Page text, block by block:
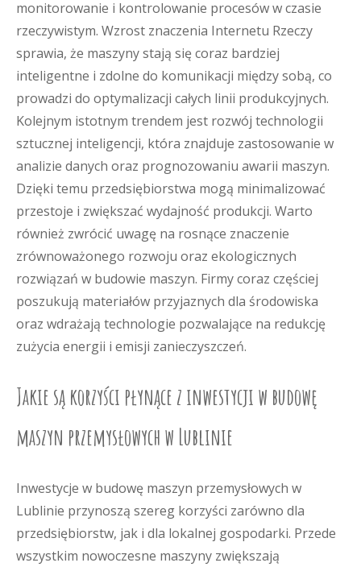
monitorowanie i kontrolowanie procesów w czasie
rzeczywistym. Wzrost znaczenia Internetu Rzeczy
sprawia, że maszyny stają się coraz bardziej
inteligentne i zdolne do komunikacji między sobą, co
prowadzi do optymalizacji całych linii produkcyjnych.
Kolejnym istotnym trendem jest rozwój technologii
sztucznej inteligencji, która znajduje zastosowanie w
analizie danych oraz prognozowaniu awarii maszyn.
Dzięki temu przedsiębiorstwa mogą minimalizować
przestoje i zwiększać wydajność produkcji. Warto
również zwrócić uwagę na rosnące znaczenie
zrównoważonego rozwoju oraz ekologicznych
rozwiązań w budowie maszyn. Firmy coraz częściej
poszukują materiałów przyjaznych dla środowiska
oraz wdrażają technologie pozwalające na redukcję
zużycia energii i emisji zanieczyszczeń.
Jakie są korzyści płynące z inwestycji w budowę
maszyn przemysłowych w Lublinie
Inwestycje w budowę maszyn przemysłowych w
Lublinie przynoszą szereg korzyści zarówno dla
przedsiębiorstw, jak i dla lokalnej gospodarki. Przede
wszystkim nowoczesne maszyny zwiększają